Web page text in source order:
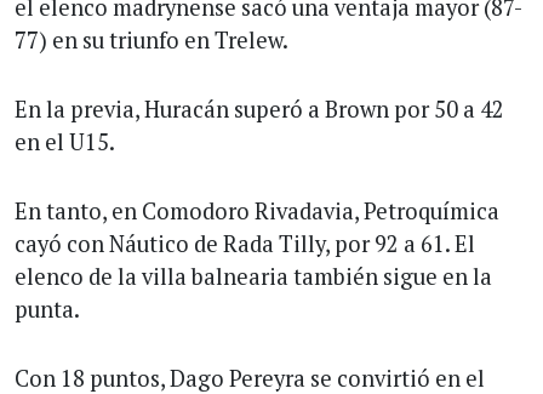
el elenco madrynense sacó una ventaja mayor (87-
77) en su triunfo en Trelew.
En la previa, Huracán superó a Brown por 50 a 42
en el U15.
En tanto, en Comodoro Rivadavia, Petroquímica
cayó con Náutico de Rada Tilly, por 92 a 61. El
elenco de la villa balnearia también sigue en la
punta.
Con 18 puntos, Dago Pereyra se convirtió en el